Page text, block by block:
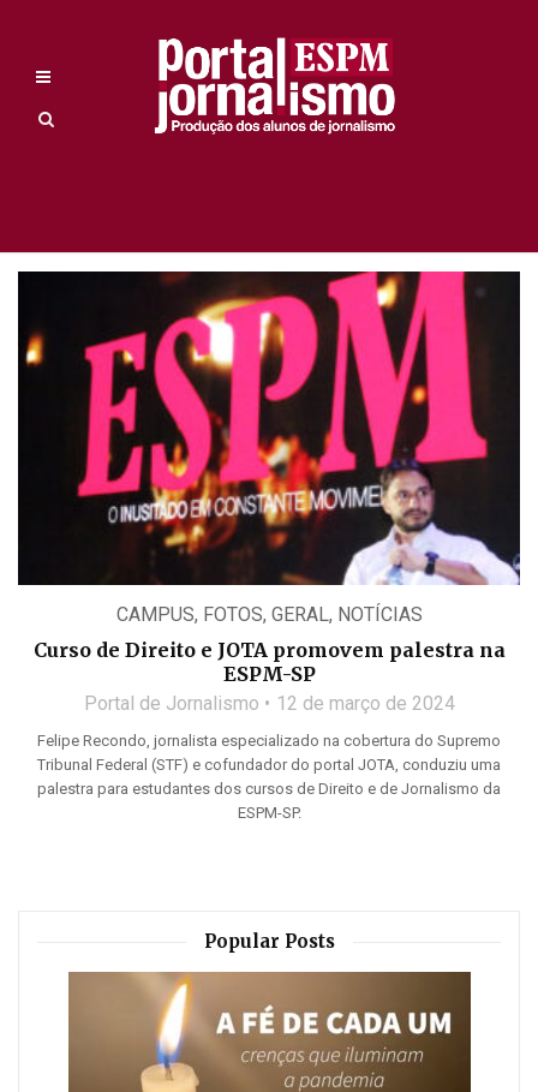
CAMPUS, FOTOS, GERAL, NOTÍCIAS
Curso de Direito e JOTA promovem palestra na
ESPM-SP
Portal de Jornalismo 12 de março de 2024
Felipe Recondo, jornalista especializado na cobertura do Supremo
Tribunal Federal (STF) e cofundador do portal JOTA, conduziu uma
palestra para estudantes dos cursos de Direito e de Jornalismo da
ESPM-SP.
Popular Posts